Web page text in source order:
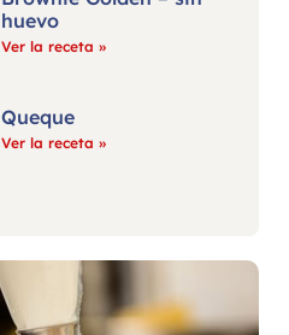
huevo
Ver la receta »
Queque
Ver la receta »